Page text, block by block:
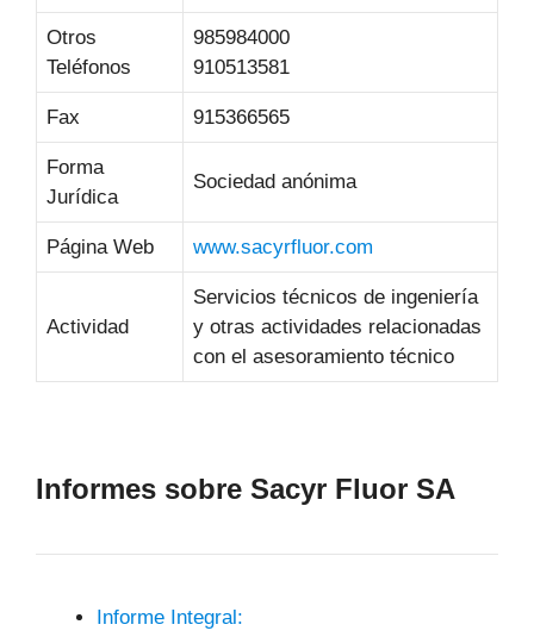
Otros
Teléfonos
985984000
910513581
Fax 915366565
Forma
Jurídica
Sociedad anónima
Página Web www.sacyrfluor.com
Actividad
Servicios técnicos de ingeniería
y otras actividades relacionadas
con el asesoramiento técnico
Informes sobre Sacyr Fluor SA
Informe Integral: